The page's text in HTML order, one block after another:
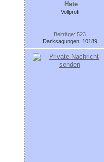
Hate
Vollprofi
Beiträge: 523
Danksagungen: 10189